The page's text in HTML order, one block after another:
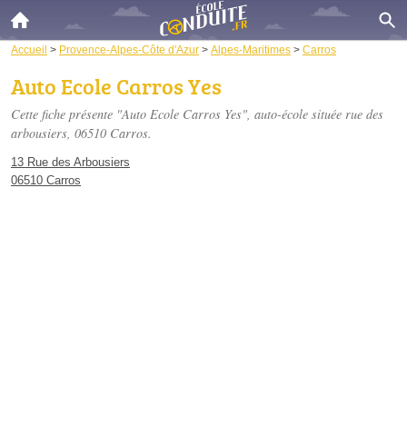
Accueil > Provence-Alpes-Côte d'Azur > Alpes-Maritimes > Carros
Auto Ecole Carros Yes
Cette fiche présente "Auto Ecole Carros Yes", auto-école située rue des
arbousiers, 06510 Carros.
13 Rue des Arbousiers
06510 Carros